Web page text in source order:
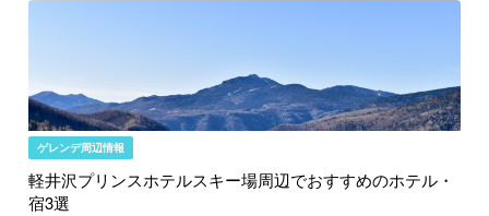
ゲレンデ周辺情報
軽井沢プリンスホテルスキー場周辺でおすすめのホテル・
宿3選